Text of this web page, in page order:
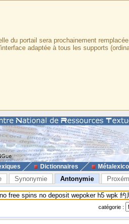
du portail sera prochainement
adaptée à tous les supports
Dictionnaires
Synonymie Antonymie
catégorie :